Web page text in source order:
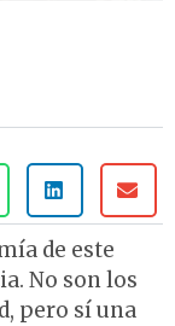
de este
No son los
pero sí una